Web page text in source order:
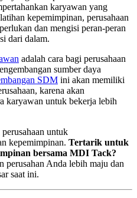
karyawan yang
kepemimpinan, perusahaan
dan mengisi peran-peran
dari dalam.
adalah cara bagi perusahaan
sumber daya
SDM ini akan memiliki
karena akan
karyawan untuk bekerja lebih
untuk
kepemimpinan. Tertarik untuk
bersama MDI Tack?
perusahan Anda lebih maju dan
saat ini.